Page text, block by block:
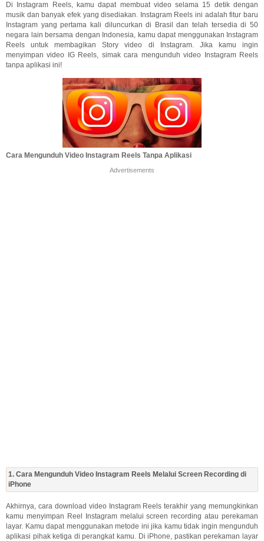
Di Instagram Reels, kamu dapat membuat video selama 15 detik dengan
musik dan banyak efek yang disediakan. Instagram Reels ini adalah fitur baru
Instagram yang pertama kali diluncurkan di Brasil dan telah tersedia di 50
negara lain bersama dengan Indonesia, kamu dapat menggunakan Instagram
Reels untuk membagikan Story video di Instagram. Jika kamu ingin
menyimpan video IG Reels, simak cara mengunduh video Instagram Reels
tanpa aplikasi ini!
Cara Mengunduh Video Instagram Reels Tanpa Aplikasi
Advertisements
1. Cara Mengunduh Video Instagram Reels Melalui Screen Recording di
iPhone
Akhirnya, cara download video Instagram Reels terakhir yang memungkinkan
kamu menyimpan Reel Instagram melalui screen recording atau perekaman
layar. Kamu dapat menggunakan metode ini jika kamu tidak ingin mengunduh
aplikasi pihak ketiga di perangkat kamu. Di iPhone, pastikan perekaman layar